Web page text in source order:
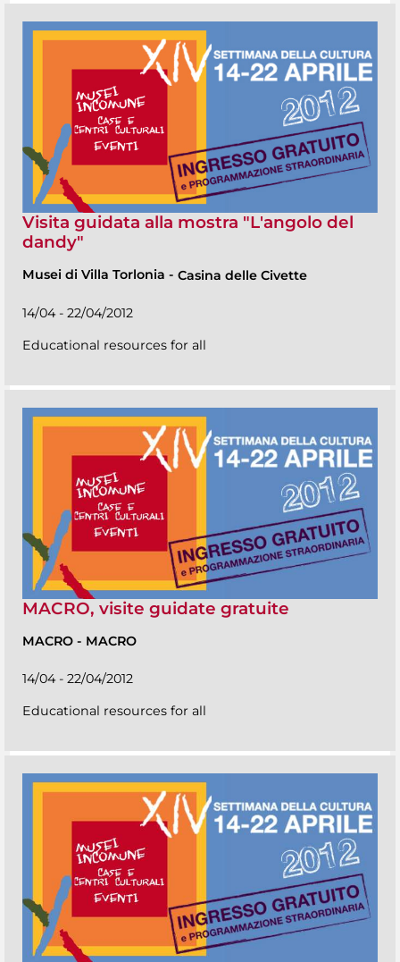
Visita guidata alla mostra "L'angolo del
dandy"
Musei di Villa Torlonia - Casina delle Civette
14/04 - 22/04/2012
Educational resources for all
MACRO, visite guidate gratuite
MACRO - MACRO
14/04 - 22/04/2012
Educational resources for all